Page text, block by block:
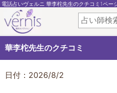
電話占いヴェルニ 華李柁先生のクチコミ1ペー
華李柁先生のクチコミ
日付：2026/8/2